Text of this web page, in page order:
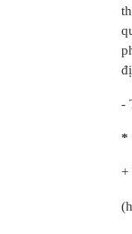
-
*
+
dựng
đến
Quy